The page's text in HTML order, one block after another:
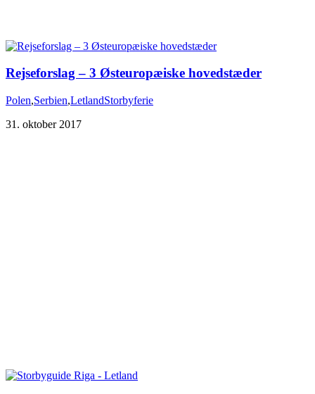
Rejseforslag – 3 Østeuropæiske hovedstæder
Polen,Serbien,LetlandStorbyferie
31. oktober 2017